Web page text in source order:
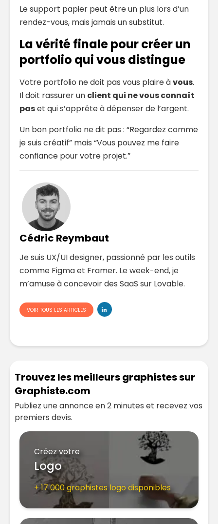
Le support papier peut être un plus lors d’un
rendez-vous, mais jamais un substitut.
La vérité finale pour créer un
portfolio qui vous distingue
Votre portfolio ne doit pas vous plaire àvous.
Il doit rassurer un client qui ne vous connaît
paset qui s’apprête à dépenser de l’argent.
Un bon portfolio ne dit pas : “Regardez comme
je suis créatif” mais “Vous pouvez me faire
confiance pour votre projet.”
Cédric Reymbaut
Je suis UX/UI designer, passionné par les outils
comme Figma et Framer. Le week-end, je
m’amuse à concevoir des SaaS sur Lovable.
VOIR TOUS LES ARTICLES
Trouvez les meilleurs graphistes sur
Graphiste.com
Publiez une annonce en 2 minutes et recevez vos
premiers devis.
Créez votre
Logo
+ 17 000 graphistes logo disponibles